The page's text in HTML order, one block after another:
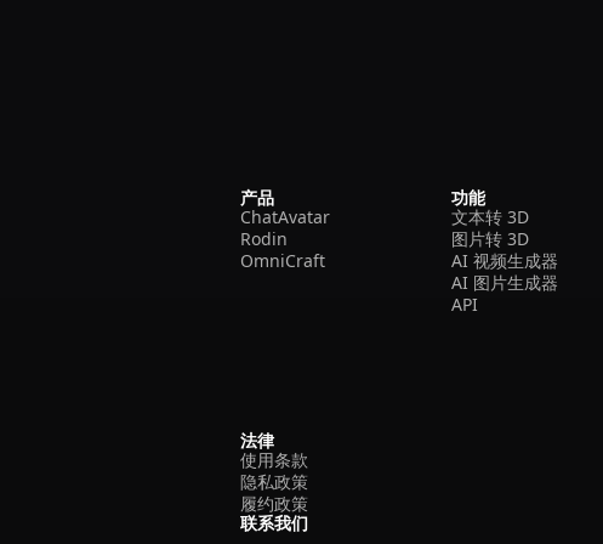
产品
ChatAvatar
Rodin
OmniCraft
功能
文本转 3D
图片转 3D
AI 视频生成器
AI 图片生成器
API
法律
使用条款
隐私政策
履约政策
联系我们